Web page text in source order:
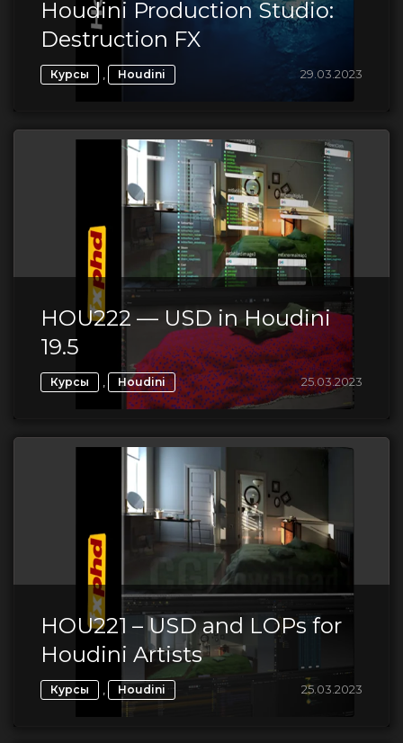
Houdini Production Studio:
Destruction FX
Курсы , Houdini 29.03.2023
HOU222 — USD in Houdini
19.5
Курсы , Houdini 25.03.2023
HOU221 – USD and LOPs for
Houdini Artists
Курсы , Houdini 25.03.2023